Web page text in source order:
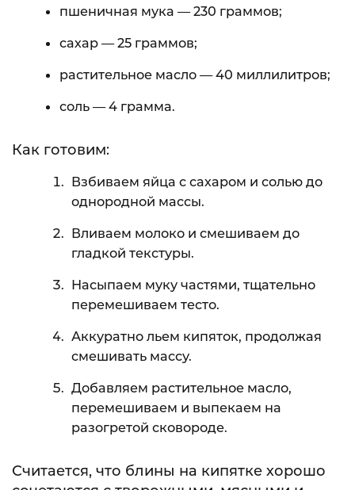
пшеничная мука — 230 граммов;
сахар — 25 граммов;
растительное масло — 40 миллилитров;
соль — 4 грамма.
Как готовим:
Взбиваем яйца с сахаром и солью до
однородной массы.
Вливаем молоко и смешиваем до
гладкой текстуры.
Насыпаем муку частями, тщательно
перемешиваем тесто.
Аккуратно льем кипяток, продолжая
смешивать массу.
Добавляем растительное масло,
перемешиваем и выпекаем на
разогретой сковороде.
Считается, что блины на кипятке хорошо